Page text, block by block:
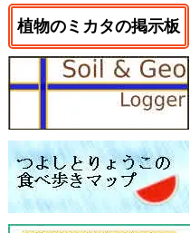
植物のミカタの掲示板